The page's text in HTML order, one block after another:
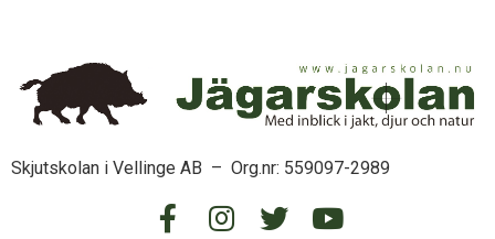
Skjutskolan i Vellinge AB – Org.nr: 559097-2989